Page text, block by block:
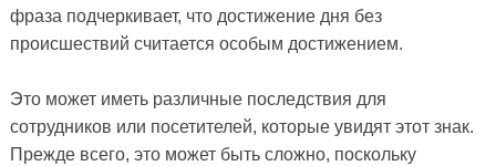
фраза подчеркивает, что достижение дня без
происшествий считается особым достижением.
Это может иметь различные последствия для
сотрудников или посетителей, которые увидят этот знак.
Прежде всего, это может быть сложно, поскольку